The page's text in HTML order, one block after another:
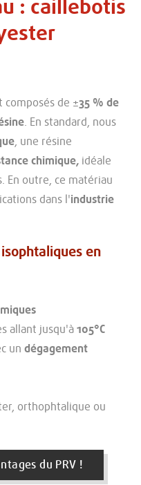
: caillebotis
composés de ±35 % de
. En standard, nous
, une résine
chimique, idéale
En outre, ce matériau
dans l'industrie
en
allant jusqu'à105°C
un dégagement
orthophtalique ou
du PRV !